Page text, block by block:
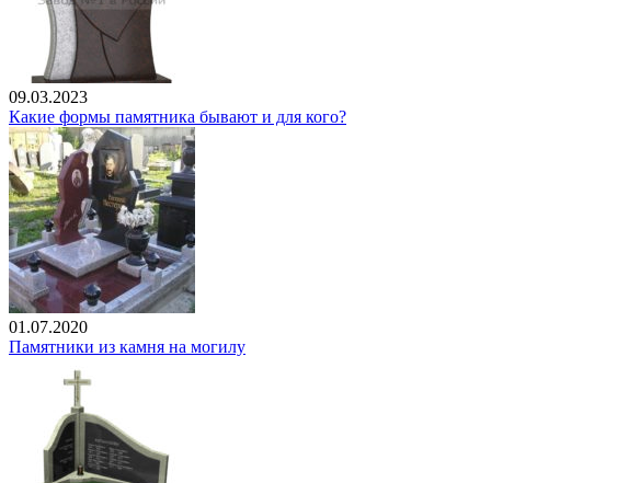
09.03.2023
Какие формы памятника бывают и для кого?
01.07.2020
Памятники из камня на могилу